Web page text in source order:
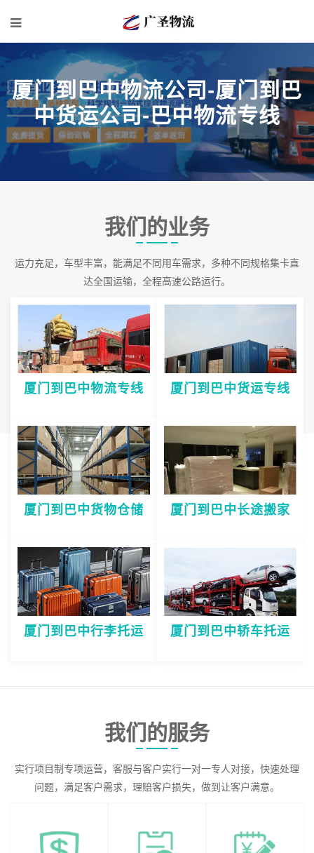
厦门到巴中物流公司-厦门到巴
中货运公司-巴中物流专线
我们的业务
运力充足，车型丰富，能满足不同用车需求，多种不同规格集卡直
达全国运输，全程高速公路运行。
厦门到巴中物流专线 厦门到巴中货运专线
厦门到巴中货物仓储 厦门到巴中长途搬家
厦门到巴中行李托运 厦门到巴中轿车托运
我们的服务
实行项目制专项运营，客服与客户实行一对一专人对接，快速处理
问题，满足客户需求，理赔客户损失，做到让客户满意。